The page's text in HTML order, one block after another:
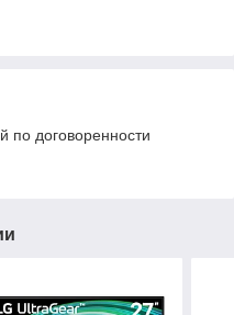
по договоренности